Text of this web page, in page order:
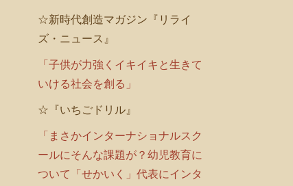
☆新時代創造マガジン『リライ
ズ・ニュース』
「子供が力強くイキイキと生きて
いける社会を創る」
☆『いちごドリル』
「まさかインターナショナルスク
ールにそんな課題が？幼児教育に
ついて「せかいく」代表にインタ